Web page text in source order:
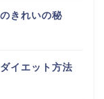
きれいの秘
イエット方法